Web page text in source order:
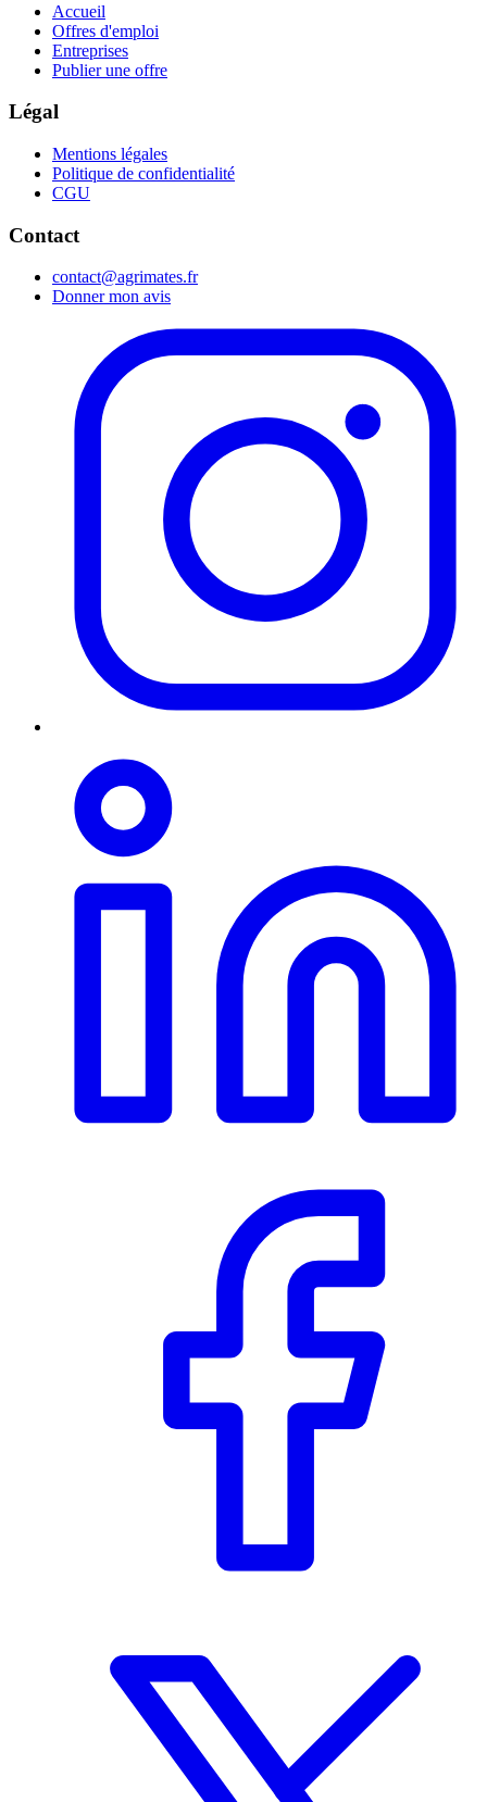
Accueil
Offres d'emploi
Entreprises
Publier une offre
Légal
Mentions légales
Politique de confidentialité
CGU
Contact
contact@agrimates.fr
Donner mon avis